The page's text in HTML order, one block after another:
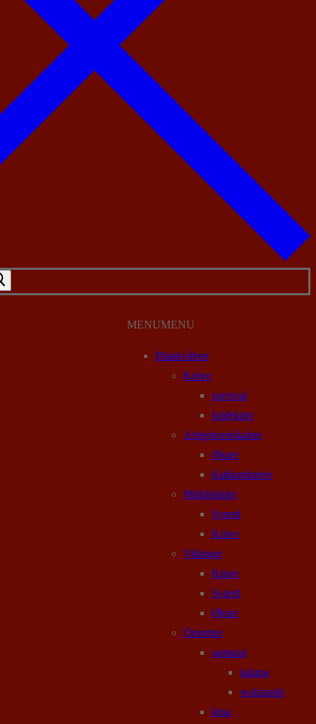
MENUMENU
Blankvåben
Knive
survival
foldekniv
Arbejdsredskaber
Økser
Køkkenknive
Middelalder
Sværd
Knive
Vikinger
Knive
Sværd
Økser
Orienten
samurai
katana
wakizashi
kina